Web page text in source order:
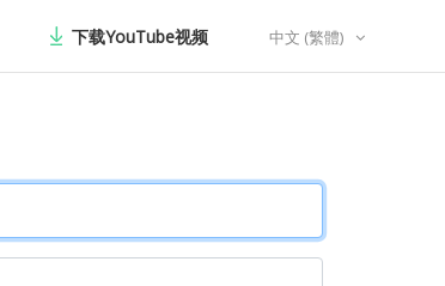
下载YouTube视频 中文 (繁體)